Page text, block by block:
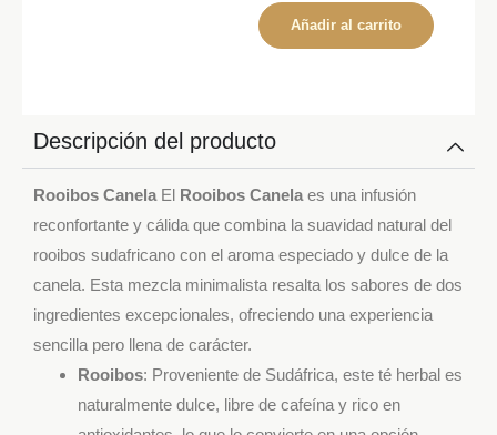
Añadir al carrito
Descripción del producto
Rooibos Canela El Rooibos Canela es una infusión
reconfortante y cálida que combina la suavidad natural del
rooibos sudafricano con el aroma especiado y dulce de la
canela. Esta mezcla minimalista resalta los sabores de dos
ingredientes excepcionales, ofreciendo una experiencia
sencilla pero llena de carácter.
Rooibos: Proveniente de Sudáfrica, este té herbal es
naturalmente dulce, libre de cafeína y rico en